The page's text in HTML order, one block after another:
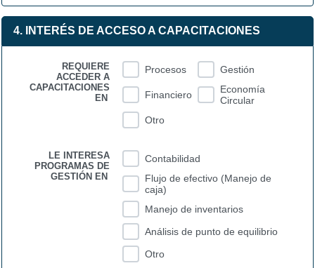
4. INTERÉS DE ACCESO A CAPACITACIONES
REQUIERE
ACCEDER A
CAPACITACIONES
EN
Procesos Gestión
Financiero
Economía
Circular
Otro
LE INTERESA
PROGRAMAS DE
GESTIÓN EN
Contabilidad
Flujo de efectivo (Manejo de
caja)
Manejo de inventarios
Análisis de punto de equilibrio
Otro